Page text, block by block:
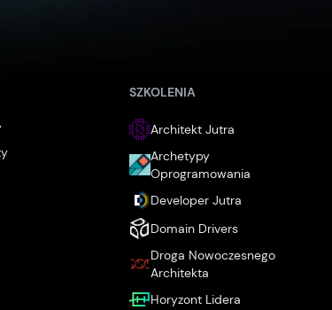
SZKOLENIA
Architekt Jutra
Archetypy
Oprogramowania
Developer Jutra
Domain Drivers
Droga Nowoczesnego
Architekta
Horyzont Lidera